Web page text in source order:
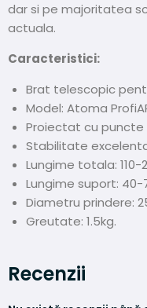
dar si pe majoritatea
actuala.
Caracteristici:
Brat telescopic
Model: Atoma
Proiectat cu puncte
Stabilitate
Lungime totala: 110-
Lungime suport: 40-
Diametru prindere:
Greutate: 1.5kg.
Recenzii